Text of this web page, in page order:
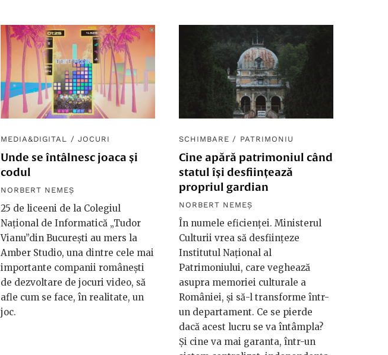
MEDIA&DIGITAL / JOCURI
Unde se întâlnesc joaca și
codul
NORBERT NEMEȘ
25 de liceeni de la Colegiul
Național de Informatică „Tudor
Vianu”din București au mers la
Amber Studio, una dintre cele mai
importante companii românești
de dezvoltare de jocuri video, să
afle cum se face, în realitate, un
joc.
SCHIMBARE / PATRIMONIU
Cine apără patrimoniul când
statul își desființează
propriul gardian
NORBERT NEMEȘ
În numele eficienței. Ministerul
Culturii vrea să desființeze
Institutul Național al
Patrimoniului, care veghează
asupra memoriei culturale a
României, și să-l transforme într-
un departament. Ce se pierde
dacă acest lucru se va întâmpla?
Și cine va mai garanta, într-un